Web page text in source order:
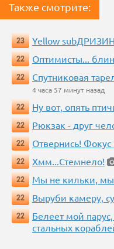
Также смотрите:
23 Yellow subДРИЗИН
22
Оптимисты... блин
22
Спутниковая
4 часа 57 минут назад
22
Ну вот, опять
22
Рюкзак - друг
22
Отвернись! Фокус
22
Хмм...Стемнело!
22
Мы не кильки,
22
Выруби камеру,
22
Белеет мой
стальных